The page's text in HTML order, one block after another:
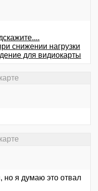
снижении нагрузки
для видиокарты
но я думаю это отвал